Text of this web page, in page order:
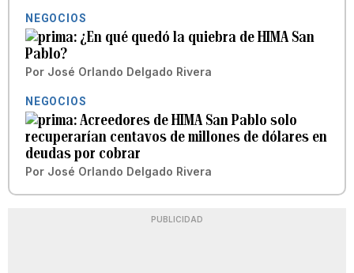
NEGOCIOS
¿En qué quedó la quiebra de HIMA San
Pablo?
Por José Orlando Delgado Rivera
NEGOCIOS
Acreedores de HIMA San Pablo solo
recuperarían centavos de millones de dólares en
deudas por cobrar
Por José Orlando Delgado Rivera
PUBLICIDAD